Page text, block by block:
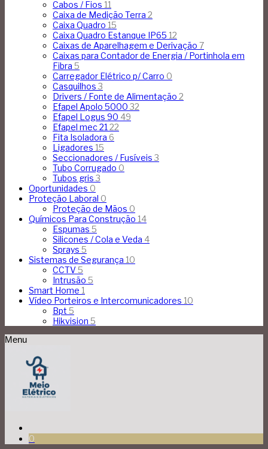
Cabos / Fios 11
Caixa de Medição Terra 2
Caixa Quadro 15
Caixa Quadro Estanque IP65 12
Caixas de Aparelhagem e Derivação 7
Caixas para Contador de Energia / Portinhola em
Fibra 5
Carregador Elétrico p/ Carro 0
Casquilhos3
Drivers / Fonte de Alimentação 2
Efapel Apolo 500032
Efapel Logus 90 49
Efapel mec 21 22
Fita Isoladora 6
Ligadores 15
Seccionadores / Fusíveis3
Tubo Corrugado 0
Tubos gris3
Oportunidades 0
Proteção Laboral 0
Proteção de Mãos 0
Químicos Para Construção 14
Espumas 5
Silicones / Cola e Veda 4
Sprays 5
Sistemas de Segurança 10
CCTV5
Intrusão 5
Smart Home 1
Vídeo Porteiros e Intercomunicadores 10
Bpt 5
Hikvision 5
Menu
0